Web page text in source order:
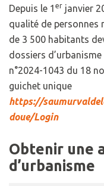
Depuis le 1 er janvier
qualité de personnes
de 3 500 habitants
dossiers
n°2024-1043 du 18
guichet unique
https://
doue/Login
Obtenir une
d’urbanisme